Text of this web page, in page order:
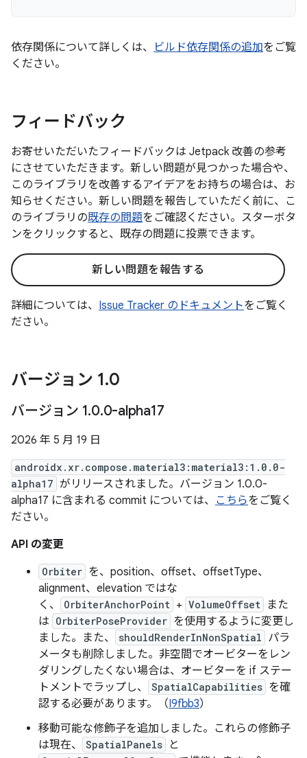
依存関係について詳しくは、 ビルド依存関係の追加をご覧
ください。
フィードバック
お寄せいただいたフィードバックは Jetpack 改善の参考
にさせていただきます。新しい問題が見つかった場合や、
このライブラリを改善するアイデアをお持ちの場合は、お
知らせください。新しい問題を報告していただく前に、こ
のライブラリの既存の問題をご確認ください。スターボタ
ンをクリックすると、既存の問題に投票できます。
新しい問題を報告する
詳細については、 Issue Tracker のドキュメントをご覧く
ださい。
バージョン 1.0
バージョン 1.0.0-alpha17
2026 年 5 月 19 日
androidx.xr.compose.material3:material3:1.0.0-
alpha17 がリリースされました。バージョン 1.0.0-
alpha17 に含まれる commit については、 こちらをご覧く
ださい。
API の変更
Orbiter を、position、offset、offsetType、
alignment、elevation ではな
く、
OrbiterAnchorPoint + VolumeOffset
また
は OrbiterPoseProvider を使用するように変更し
ました。また、
shouldRenderInNonSpatial パラ
メータも削除しました。非空間でオービターをレン
ダリングしたくない場合は、オービターを if ステー
トメントでラップし、
SpatialCapabilities を確
認する必要があります。（I9fbb3）
移動可能な修飾子を追加しました。これらの修飾子
は現在、
SpatialPanels と